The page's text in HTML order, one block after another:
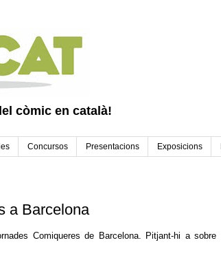
còmic en català!
Concursos Presentacions Exposicions
a Barcelona
Comiqueres de Barcelona. Pitjant-hi a sobre